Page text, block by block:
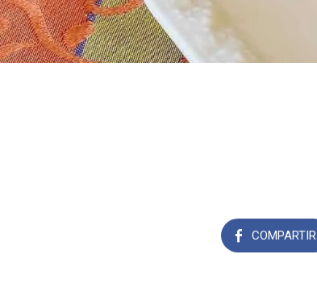
COMPARTIR